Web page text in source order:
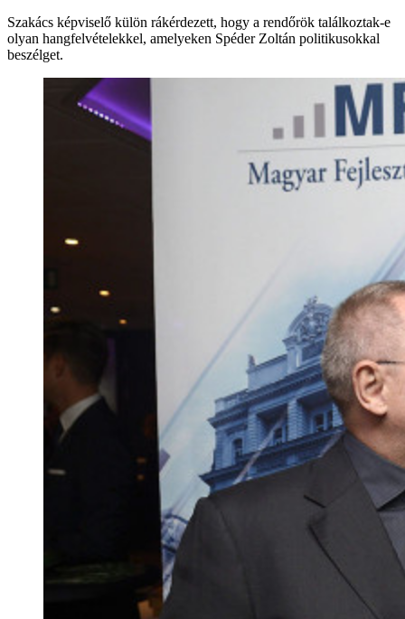
Szakács képviselő külön rákérdezett, hogy a rendőrök találkoztak-e
olyan hangfelvételekkel, amelyeken Spéder Zoltán politikusokkal
beszélget.